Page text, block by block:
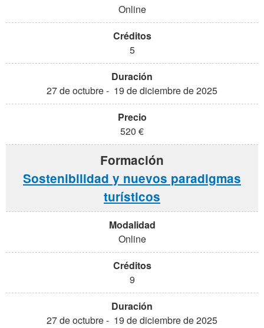
Online
5
27 de octubre - 19 de diciembre de 2025
520 €
Sostenibilidad y nuevos paradigmas
turísticos
Online
9
27 de octubre - 19 de diciembre de 2025